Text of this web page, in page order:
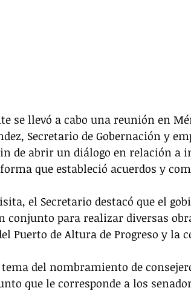
se llevó a cabo una reunión en
Secretario de Gobernación y
de abrir un diálogo en relación a
que estableció acuerdos y
el Secretario destacó que el
conjunto para realizar diversas
Puerto de Altura de Progreso y la
del nombramiento de
que le corresponde a los